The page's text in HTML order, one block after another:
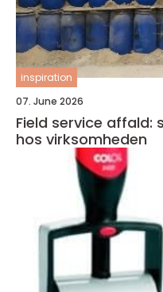
inspiration
07. June 2026
Field service affald:
hos virksomheden